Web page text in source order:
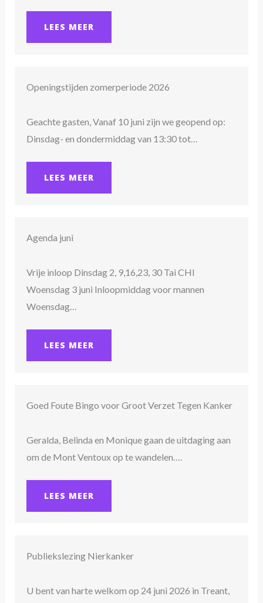
LEES MEER
Openingstijden zomerperiode 2026
Geachte gasten, Vanaf 10 juni zijn we geopend op:
Dinsdag- en dondermiddag van 13:30 tot…
LEES MEER
Agenda juni
Vrije inloop Dinsdag 2, 9,16,23, 30 Tai CHI
Woensdag 3 juni Inloopmiddag voor mannen
Woensdag…
LEES MEER
Goed Foute Bingo voor Groot Verzet Tegen Kanker
Geralda, Belinda en Monique gaan de uitdaging aan
om de Mont Ventoux op te wandelen….
LEES MEER
Publiekslezing Nierkanker
U bent van harte welkom op 24 juni 2026 in Treant,